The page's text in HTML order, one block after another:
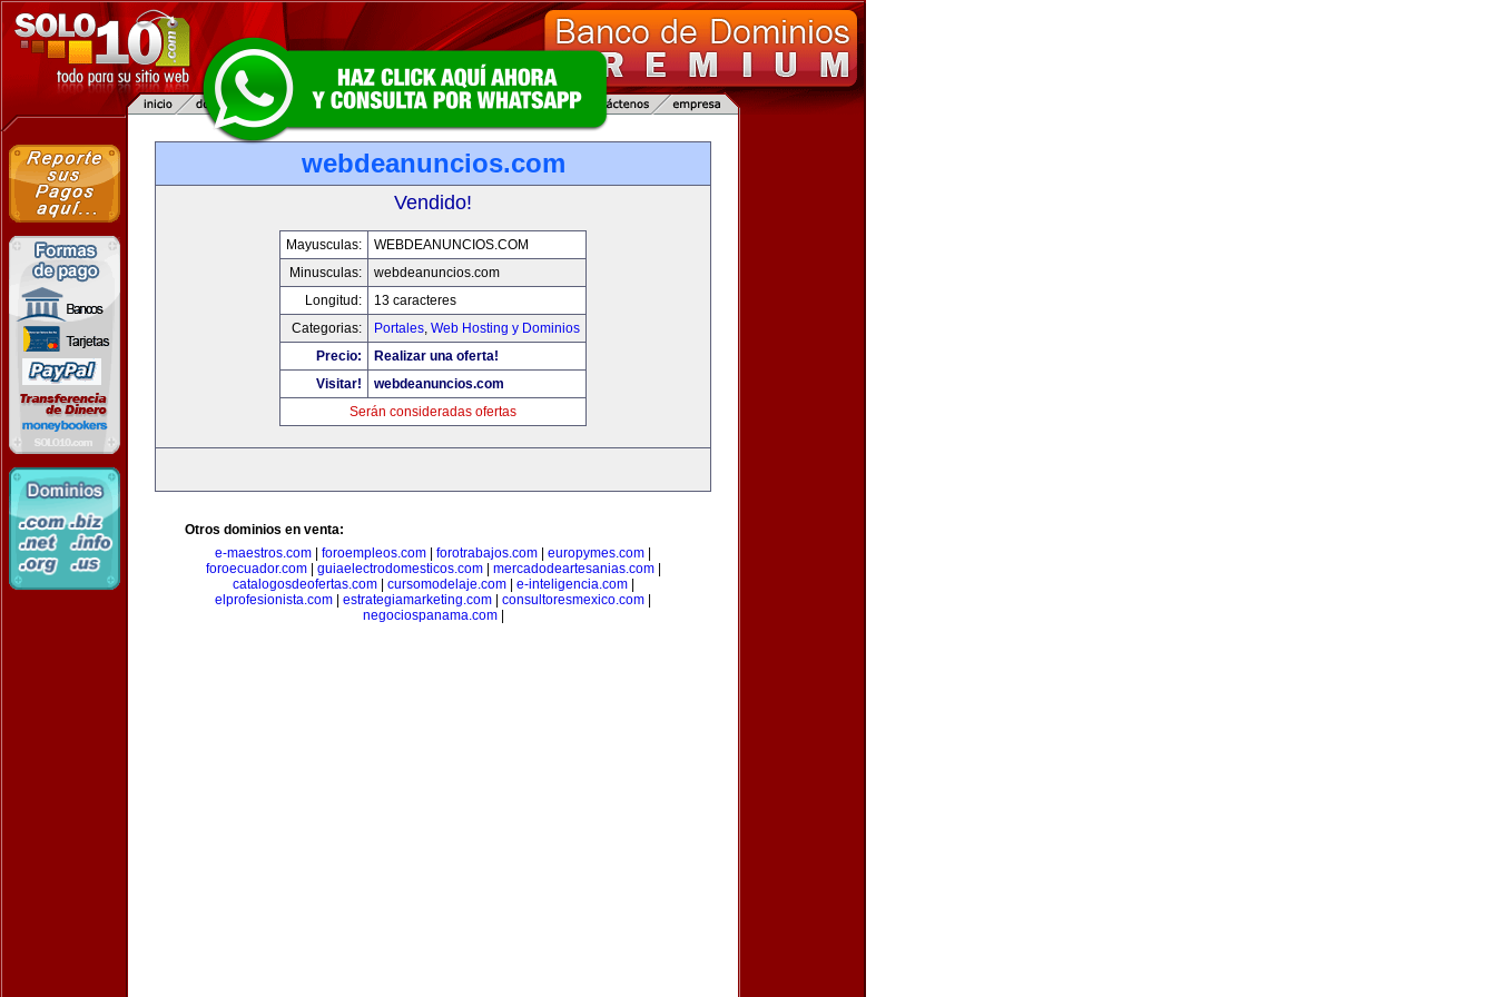
webdeanuncios.com
Vendido!
Mayusculas:
WEBDEANUNCIOS.COM
Minusculas:
webdeanuncios.com
Longitud:
13 caracteres
Categorias:
Portales, Web Hosting y Dominios
Precio:
Realizar una oferta!
Visitar!
webdeanuncios.com
Serán consideradas ofertas
Otros dominios en venta:
e-maestros.com
foroempleos.com forotrabajos.com europymes.com
foroecuador.com| guiaelectrodomesticos.com| mercadodeartesanias.com|
catalogosdeofertas.com| cursomodelaje.com| e-inteligencia.com|
elprofesionista.com
estrategiamarketing.com consultoresmexico.com
negociospanama.com|